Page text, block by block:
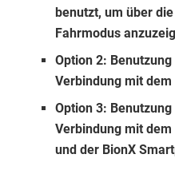
benutzt, um über
Fahrmodus
Option 2:
Verbindung mit dem
Option 3:
Verbindung mit
und der BionX